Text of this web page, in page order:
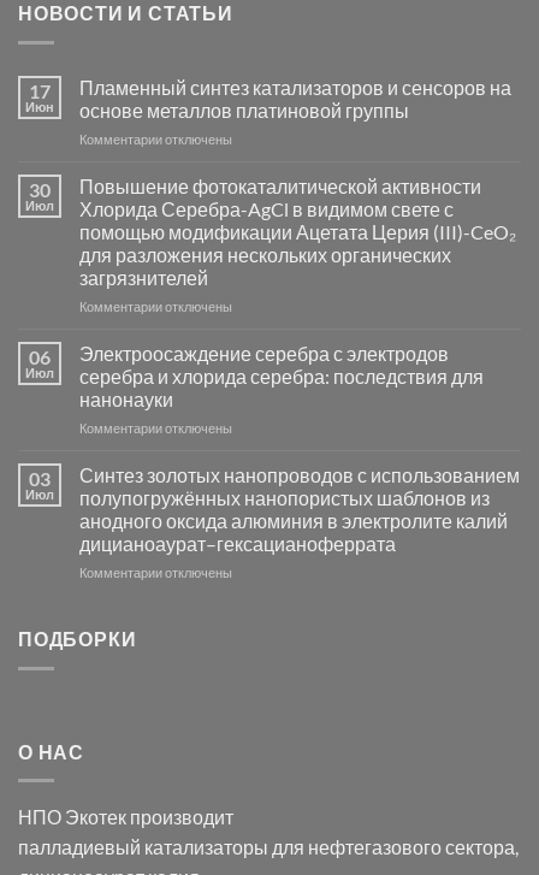
НОВОСТИ И СТАТЬИ
17
Июн
Пламенный синтез катализаторов и сенсоров на
основе металлов платиновой группы
Комментариик
Пламенный
синтез
катализаторов
и
сенсоров
на
основе
группы
отключены
30
Июл
Повышение фотокаталитической активности
Хлорида Серебра-AgCl в видимом свете с
помощью модификации Ацетата Церия (III)-CeO₂
для разложения нескольких органических
загрязнителей
Комментариик
фотокаталитической
активности
Хлорида
Серебра-
в
видимом
свете
с
помощью
модификации
отключены
06
Июл
Электроосаждение серебра с электродов
серебра и хлорида серебра: последствия для
нанонауки
Комментариик
серебра
с
электродов
серебра
и
отключены
03
Июл
Синтез золотых нанопроводов с использованием
полупогружённых нанопористых шаблонов из
анодного оксида алюминия в электролите калий
дицианоаурат–гексацианоферрата
Комментариик
оксида
в
отключены
ПОДБОРКИ
О НАС
НПО Экотек производит
палладиевый катализаторы для нефтегазового сектора,